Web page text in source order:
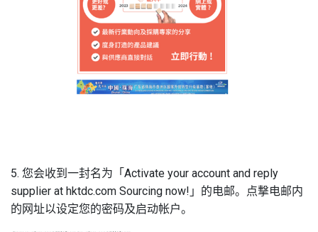
5. 您会收到一封名为「Activate your account and reply
supplier at hktdc.com Sourcing now!」的电邮。点撃电邮内
的网址以设定您的密码及启动帐户。